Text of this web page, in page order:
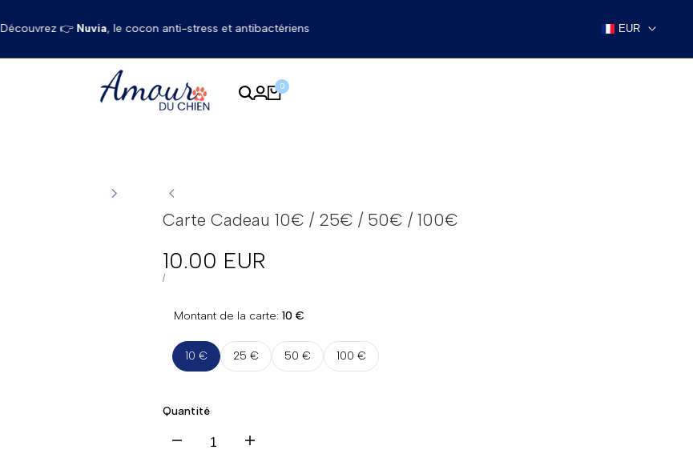
Découvrez 👉 Nuvia, le cocon anti-stress et antibactériens EUR
0
Carte Cadeau 10€ / 25€ / 50€ / 100€
Prix
en
solde
10.00 EUR
PRIX
/PAR
Montant de la carte:10 €
10 € 25 € 50 € 100 €
Quantité
Diminuer Augmenter